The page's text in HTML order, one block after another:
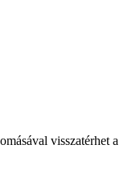
visszatérhet a